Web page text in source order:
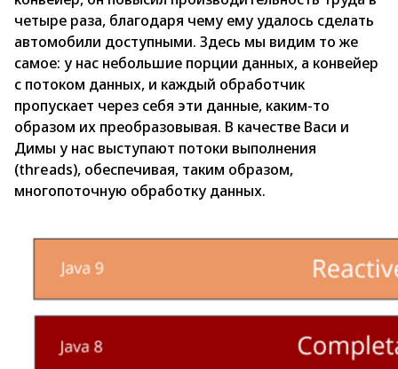
четыре раза, благодаря чему ему удалось сделать
автомобили доступными. Здесь мы видим то же
самое: у нас небольшие порции данных, а конвейер
с потоком данных, и каждый обработчик
пропускает через себя эти данные, каким-то
образом их преобразовывая. В качестве Васи и
Димы у нас выступают потоки выполнения
(threads), обеспечивая, таким образом,
многопоточную обработку данных.